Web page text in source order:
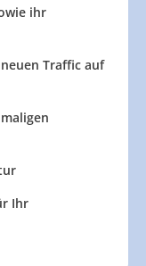
ihr
Traffic auf
Ihr